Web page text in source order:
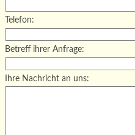
Telefon:
Betreff ihrer Anfrage:
Ihre Nachricht an uns: